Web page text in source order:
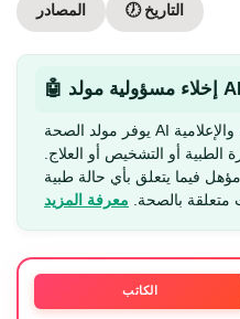
المصادر 🕖 التاريخ
🤖 إخلاء مسؤولية مولد AI
يوفر مولد الصحة AI استجابات آلية للأغراض التعليمية والإعلامية
الطبية أو التشخيص أو العلاج.
فيما يتعلق بأي حالة طبية
بالصحة. معرفة المزيد
الكاتب